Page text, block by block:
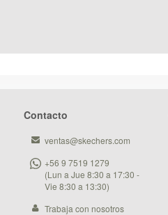
Contacto
ventas@skechers.com
+56 9 7519 1279
(Lun a Jue 8:30 a 17:30 -
Vie 8:30 a 13:30)
Trabaja con nosotros